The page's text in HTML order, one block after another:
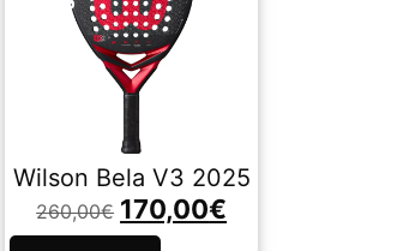
Wilson Bela V3 2025
260,00€ 170,00€